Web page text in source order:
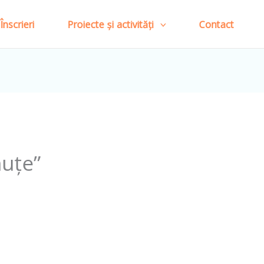
Înscrieri Proiecte și activități Contact